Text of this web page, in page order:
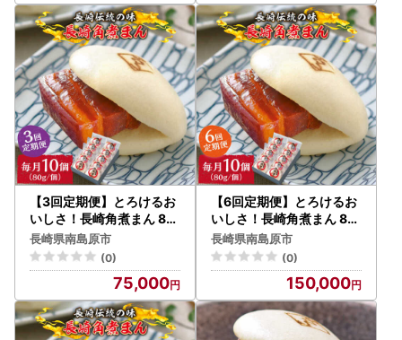
＜ワンストップ特例申請書郵送先＞
-------------------------------------------------------
〒859-2211
長崎県南島原市西有家町里坊96番地2
南島原市役所 ふるさと応援寄附係 宛
-------------------------------------------------------
【南島原市ふるさと納税サポート室】
TEL：050-8885-0521
Mail：minamishimabara@steamship.co.jp
受付時間：9:30～17:00
※土日祝日及び年末年始を除く
※年末年始のお問い合わせにつきましては、
年明けより順次対応いたしますので、ご返信にお時間を頂戴
いたします。
【3回定期便】とろけるお
いしさ！長崎角煮まん 80
ｇ × 10個 入り / 角煮まん
じゅう 肉まん 中華まん /
南島原市 / ふるさと企画 [
長崎県南島原市
(0)
75,000
【6回定期便】とろけるお
いしさ！長崎角煮まん 80
ｇ × 10個 入り / 角煮まん
じゅう 肉まん 中華まん /
南島原市 / ふるさと企画 [
長崎県南島原市
(0)
150,000